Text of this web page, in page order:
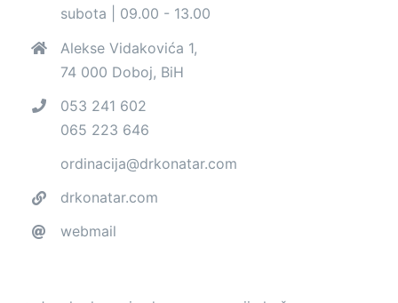
subota | 09.00 - 13.00
Alekse Vidakovića 1,
74 000 Doboj, BiH
053 241 602
065 223 646
ordinacija@drkonatar.com
drkonatar.com
webmail